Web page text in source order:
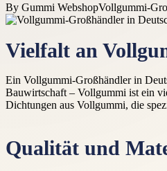
By Gummi WebshopVollgummi-
Vielfalt an
Ein Vollgummi-Großhändler in
Bauwirtschaft – Vollgummi ist ein
Dichtungen aus Vollgummi, die
Qualität und